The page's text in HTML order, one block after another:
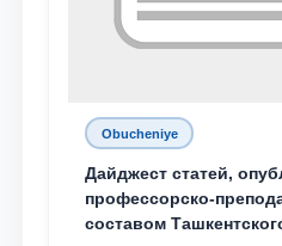
Obucheniye
Дайджест статей,
профессорско-
составом